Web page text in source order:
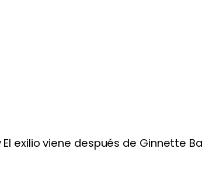
El exilio viene después de Ginnette